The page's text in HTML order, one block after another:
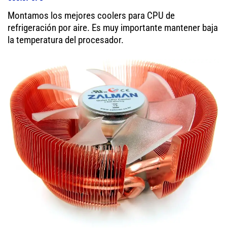
Montamos los mejores coolers para CPU de
refrigeración por aire. Es muy importante mantener baja
la temperatura del procesador.